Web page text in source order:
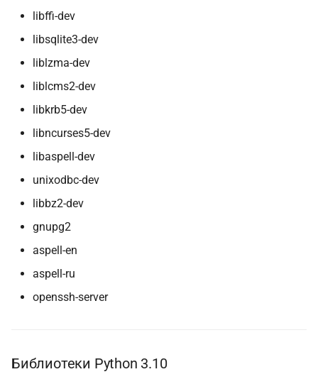
libffi-dev
libsqlite3-dev
liblzma-dev
liblcms2-dev
libkrb5-dev
libncurses5-dev
libaspell-dev
unixodbc-dev
libbz2-dev
gnupg2
aspell-en
aspell-ru
openssh-server
Библиотеки Python 3.10